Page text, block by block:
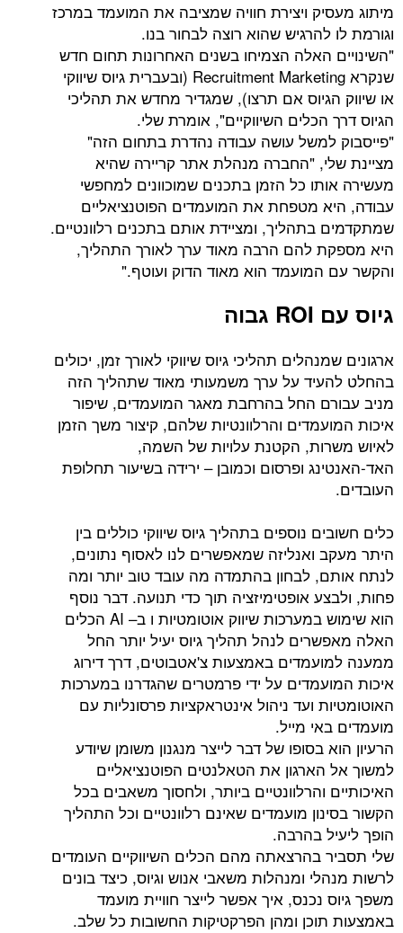
מיתוג מעסיק ויצירת חוויה שמציבה את המועמד במרכז
וגורמת לו להרגיש שהוא רוצה לבחור בנו.
"השינויים האלה הצמיחו בשנים האחרונות תחום חדש
שנקרא Recruitment Marketing (ובעברית גיוס שיווקי
או שיווק הגיוס אם תרצו), שמגדיר מחדש את תהליכי
הגיוס דרך הכלים השיווקיים", אומרת שלי.
"פייסבוק למשל עושה עבודה נהדרת בתחום הזה"
מציינת שלי, "החברה מנהלת אתר קריירה שהיא
מעשירה אותו כל הזמן בתכנים שמוכוונים למחפשי
עבודה, היא מטפחת את המועמדים הפוטנציאליים
שמתקדמים בתהליך, ומציידת אותם בתכנים רלוונטיים.
היא מספקת להם הרבה מאוד ערך לאורך התהליך,
והקשר עם המועמד הוא מאוד הדוק ועוטף."
גיוס עם ROI גבוה
ארגונים שמנהלים תהליכי גיוס שיווקי לאורך זמן, יכולים
בהחלט להעיד על ערך משמעותי מאוד שתהליך הזה
מניב עבורם החל בהרחבת מאגר המועמדים, שיפור
איכות המועמדים והרלוונטיות שלהם, קיצור משך הזמן
לאיוש משרות, הקטנת עלויות של השמה,
האד-האנטינג ופרסום וכמובן – ירידה בשיעור תחלופת
העובדים.
כלים חשובים נוספים בתהליך גיוס שיווקי כוללים בין
היתר מעקב ואנליזה שמאפשרים לנו לאסוף נתונים,
לנתח אותם, לבחון בהתמדה מה עובד טוב יותר ומה
פחות, ולבצע אופטימיזציה תוך כדי תנועה. דבר נוסף
הוא שימוש במערכות שיווק אוטומטיות ו ב– AI הכלים
האלה מאפשרים לנהל תהליך גיוס יעיל יותר החל
ממענה למועמדים באמצעות צ'אטבוטים, דרך דירוג
איכות המועמדים על ידי פרמטרים שהגדרנו במערכות
האוטומטיות ועד ניהול אינטראקציות פרסונליות עם
מועמדים באי מייל.
הרעיון הוא בסופו של דבר לייצר מנגנון משומן שיודע
למשוך אל הארגון את הטאלנטים הפוטנציאליים
האיכותיים והרלוונטיים ביותר, ולחסוך משאבים בכל
הקשור בסינון מועמדים שאינם רלוונטיים וכל התהליך
הופך ליעיל בהרבה.
שלי תסביר בהרצאתה מהם הכלים השיווקיים העומדים
לרשות מנהלי ומנהלות משאבי אנוש וגיוס, כיצד בונים
משפך גיוס נכנס, איך אפשר לייצר חוויית מועמד
באמצעות תוכן ומהן הפרקטיקות החשובות כל שלב.